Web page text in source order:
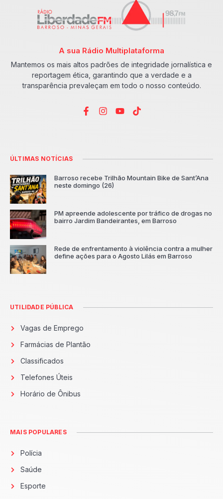
A sua Rádio Multiplataforma
Mantemos os mais altos padrões de integridade jornalística e
reportagem ética, garantindo que a verdade e a
transparência prevaleçam em todo o nosso conteúdo.
ÚLTIMAS NOTÍCIAS
Barroso recebe Trilhão Mountain Bike de Sant’Ana
neste domingo (26)
PM apreende adolescente por tráfico de drogas no
bairro Jardim Bandeirantes, em Barroso
Rede de enfrentamento à violência contra a mulher
define ações para o Agosto Lilás em Barroso
UTILIDADE PÚBLICA
Vagas de Emprego
Farmácias de Plantão
Classificados
Telefones Úteis
Horário de Ônibus
MAIS POPULARES
Polícia
Saúde
Esporte